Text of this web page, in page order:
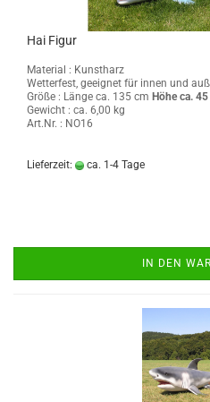
Hai Figur
Material : Kunstharz
Wetterfest, geeignet für innen und
Größe : Länge ca. 135 cm Höhe ca.
Gewicht : ca. 6,00 kg
Art.Nr. : NO16
Lieferzeit: ca. 1-4 Tage
IN DEN